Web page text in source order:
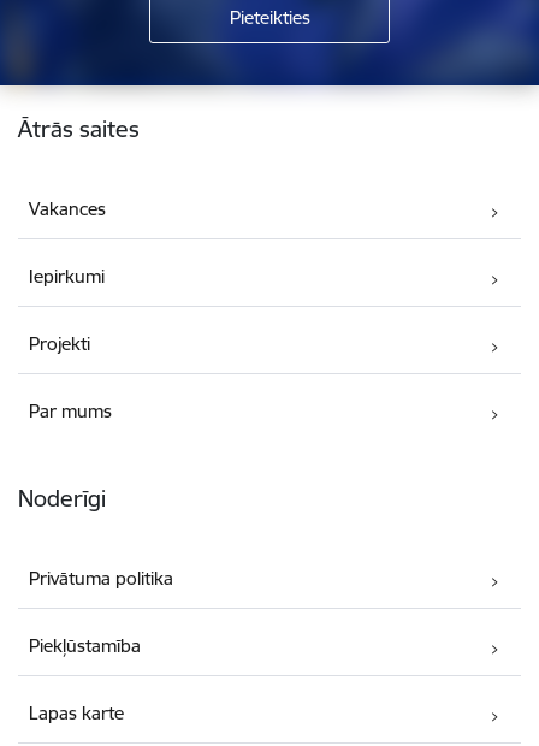
Kājene
Ātrās saites
Vakances
Iepirkumi
Projekti
Par mums
Noderīgi
Privātuma politika
Piekļūstamība
Lapas karte